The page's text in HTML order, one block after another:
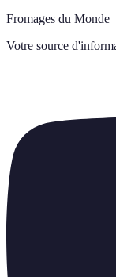
Fromages du Monde
Votre source